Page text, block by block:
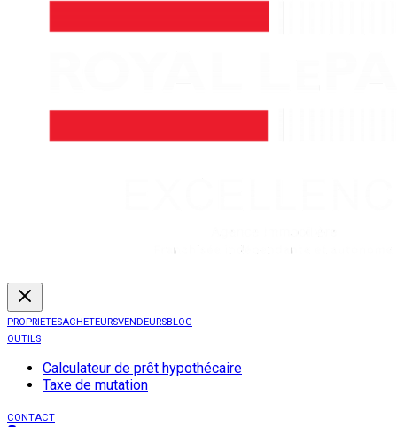
PROPRIETESACHETEURSVENDEURSBLOG
OUTILS
Calculateur de prêt hypothécaire
Taxe de mutation
CONTACT